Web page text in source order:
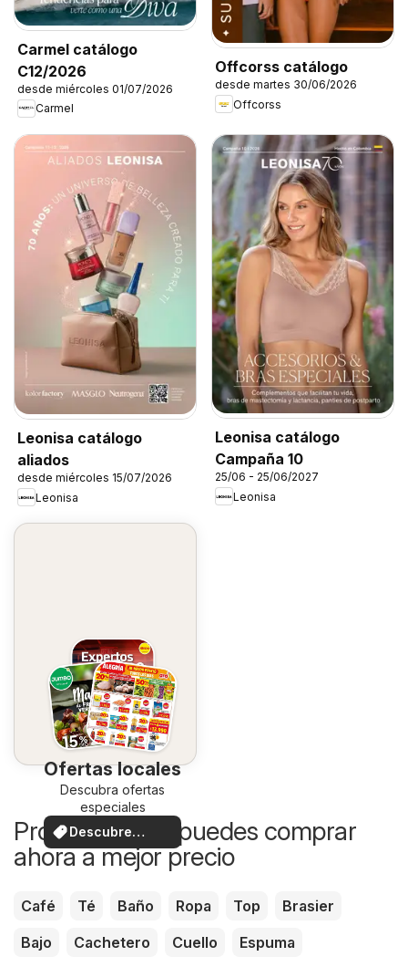
Carmel catálogo
C12/2026
desde miércoles 01/07/2026
Carmel
Offcorss catálogo
desde martes 30/06/2026
Offcorss
Leonisa catálogo
aliados
desde miércoles 15/07/2026
Leonisa
Leonisa catálogo
Campaña 10
25/06 - 25/06/2027
Leonisa
Ofertas locales
Descubra ofertas
especiales
Descubre
ofertas
Productos que puedes comprar
ahora a mejor precio
Café Té Baño Ropa Top
Brasier
Bajo
Cachetero Cuello Espuma